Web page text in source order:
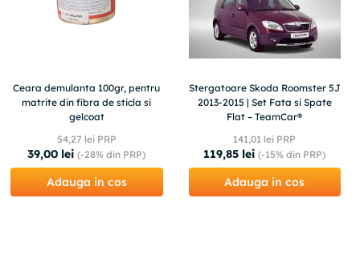
Ceara demulanta 100gr, pentru
matrite din fibra de sticla si
gelcoat
54,27 lei PRP
39,00 lei (-28% din PRP)
Adauga in cos
Stergatoare Skoda Roomster 5J
2013-2015 | Set Fata si Spate
Flat – TeamCar®
141,01 lei PRP
119,85 lei (-15% din PRP)
Adauga in cos